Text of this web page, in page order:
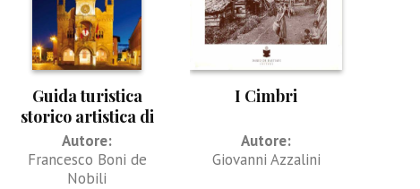
Guida turistica
storico artistica di
Pordenone
Autore:
Francesco Boni de
Nobili
I Cimbri
Autore:
Giovanni Azzalini